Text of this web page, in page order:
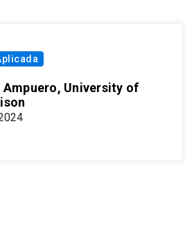
Ampuero, University of